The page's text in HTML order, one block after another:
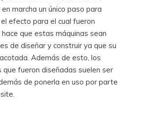
marcha un único paso para
efecto para el cual fueron
que estas máquinas sean
de diseñar y construir ya que su
Además de esto, los
fueron diseñadas suelen ser
de ponerla en uso por parte